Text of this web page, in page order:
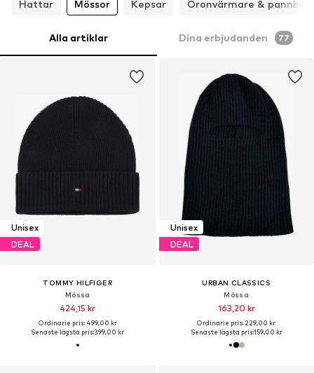
Hattar
Mössor Kepsar Öronvärmare &
Alla artiklar Dina erbjudanden 77
Unisex
DEAL
TOMMY HILFIGER
Mössa
424,15 kr
Ordinarie pris: 499,00 kr
Senaste lägsta pris:399,00 kr
Unisex
DEAL
URBAN CLASSICS
Mössa
163,20 kr
Ordinarie pris: 229,00 kr
Senaste lägsta pris:159,00 kr